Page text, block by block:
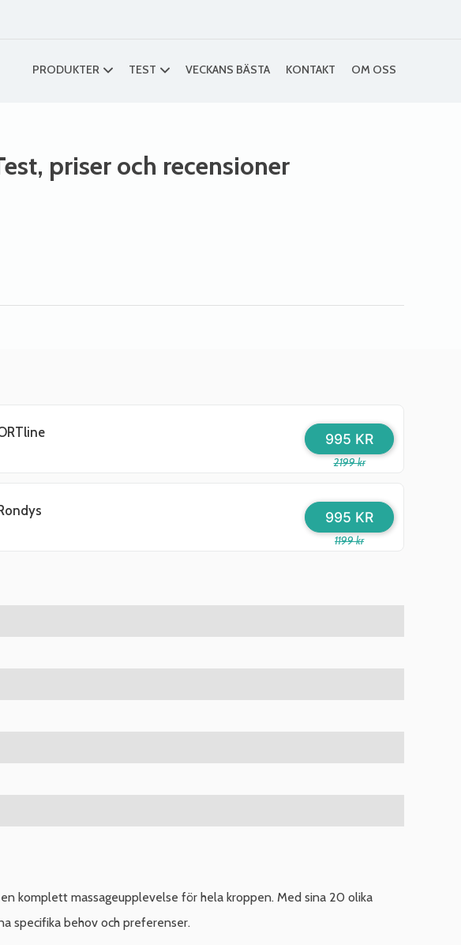
PRODUKTER TEST VECKANS BÄSTA KONTAKT OM OSS
priser och recensioner
2199 kr
995 KR
1199 kr
995 KR
komplett massageupplevelse för hela kroppen. Med sina 20 olika
specifika behov och preferenser.